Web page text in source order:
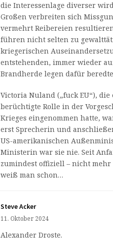
die Interessenlage diverser
Großen verbreiten sich
vermehrt Reibereien
führen nicht selten zu
kriegerischen
entstehenden, immer wieder
Brandherde legen dafür
Victoria Nuland („fuck EU“),
berüchtigte Rolle in der
Krieges eingenommen hatte,
erst Sprecherin und
US-amerikanischen
Ministerin war sie nie. Seit
zumindest offiziell – nicht
weiß man schon…
Steve Acker
11. Oktober 2024
Alexander Droste.